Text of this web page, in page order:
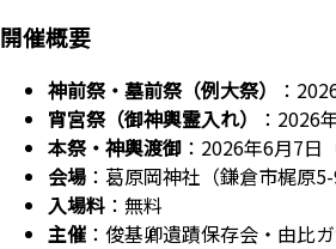
開催概要
神前祭・墓前祭（例大祭）
：
宵宮祭（御神輿霊入れ）
：2026
本祭・神輿渡御 ：2026年6月7
会場 ：葛原岡神社（鎌倉市梶原
入場料 ：無料
主催 ：俊基卿遺蹟保存会・由比